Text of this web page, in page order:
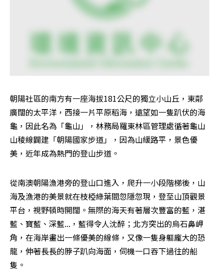
朝陽社區的南方有一座海拔181公尺的獨立小山丘，東鄰
廣闊的太平洋，西接一片平原稻海，遠望如一隻趴伏的海
龜，因此名為「龜山」，林務局羅東林區管理處循著龜山
山稜線闢建「朝陽國家步道」，因為山緩路平，景色優
美，近年成為熱門的登山步道。
從南澳朝陽漁港旁的登山口進入，爬升一小段階梯後，山
海及漁港的美景就在枝椏綠葉間忽隱忽現，登至山頂觀景
平台，視野頓時開闊。無際的海天有著層次豐富的藍，湛
藍、寶藍、深藍...，藍得令人沈醉；北方突出的烏石鼻岬
角，在海岸畫出一條優美的線條，又像一隻身軀龐大的恐
龍，伸著長長的脖子趴向海面，伺機一口吞下過往的船
隻。